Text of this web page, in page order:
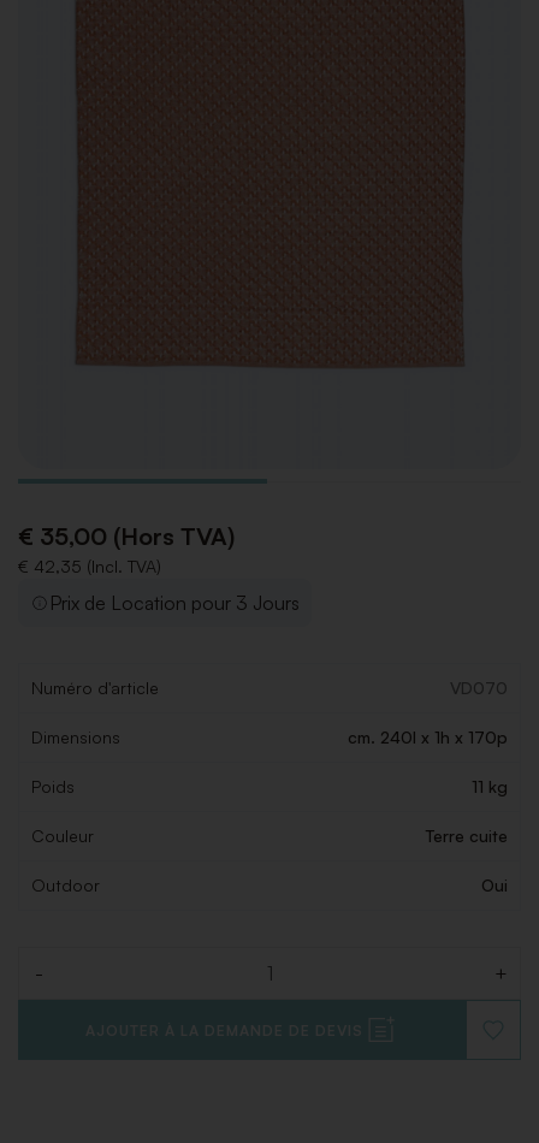
€ 35,00 (Hors TVA)
€ 42,35 (Incl. TVA)
Prix de Location pour 3 Jours
Numéro d'article VD070
Dimensions cm. 240l x 1h x 170p
Poids 11 kg
Couleur Terre cuite
Outdoor Oui
- +
AJOUTER À LA DEMANDE DE DEVIS
À